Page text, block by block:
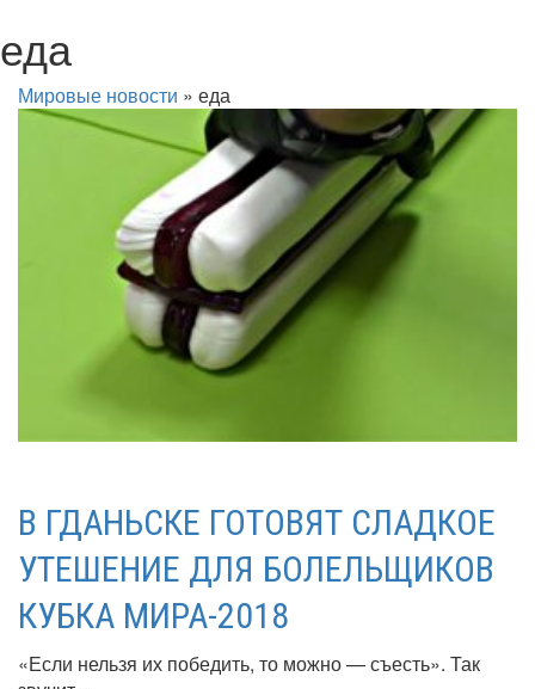
еда
Мировые новости » еда
В ГДАНЬСКЕ ГОТОВЯТ СЛАДКОЕ
УТЕШЕНИЕ ДЛЯ БОЛЕЛЬЩИКОВ
КУБКА МИРА-2018
«Если нельзя их победить, то можно — съесть». Так